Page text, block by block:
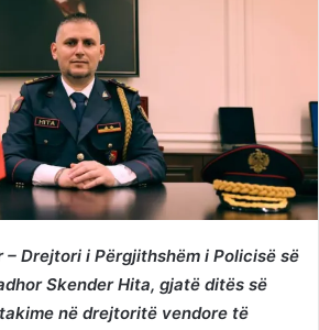
Drejtori i Përgjithshëm i Policisë së
Skender Hita, gjatë ditës së
në drejtoritë vendore të